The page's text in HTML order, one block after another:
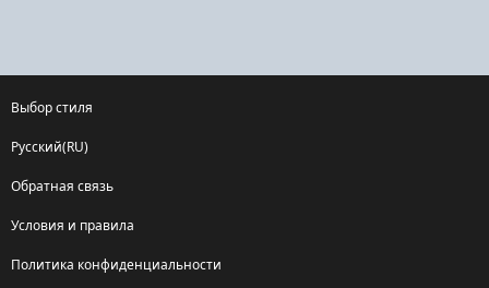
Выбор стиля
Русский(RU)
Обратная связь
Условия и правила
Политика конфиденциальности